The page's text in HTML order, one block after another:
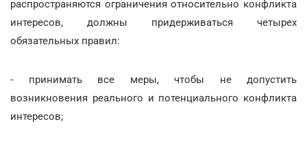
распространяются ограничения относительно конфликта
интересов, должны придерживаться четырех
обязательных правил:
- принимать все меры, чтобы не допустить
возникновения реального и потенциального конфликта
интересов;